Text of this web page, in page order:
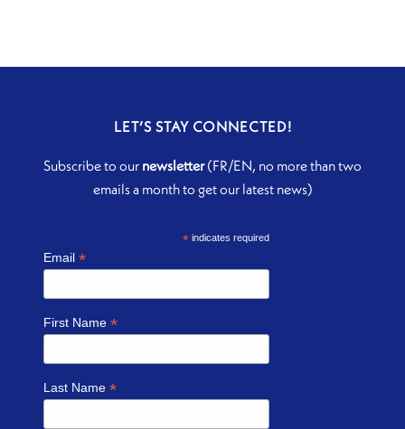
LET’S STAY CONNECTED!
Subscribe to our newsletter(FR/EN, no more than two
emails a month to get our latest news)
*indicates required
Email*
First Name*
Last Name*